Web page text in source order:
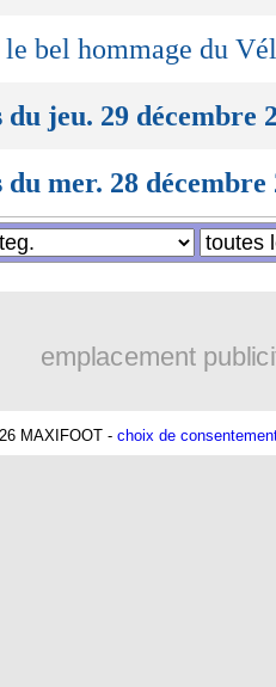
le bel hommage du
du jeu. 29 décembre
mer. 28 décembre
emplacement
MAXIFOOT - choix de